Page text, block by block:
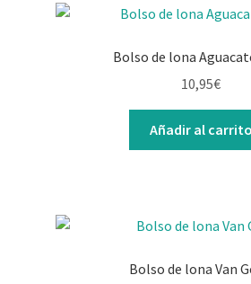
Bolso de lona
10,95€
Añadir al carrito
Bolso de lona Van